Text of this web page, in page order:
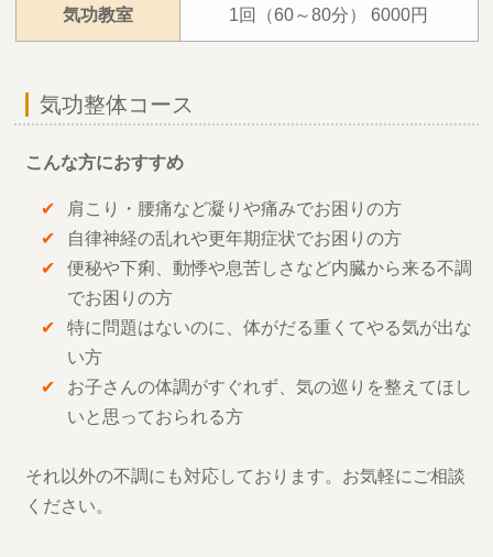
気功教室 1回（60～80分） 6000円
気功整体コース
こんな方におすすめ
肩こり・腰痛など凝りや痛みでお困りの方
自律神経の乱れや更年期症状でお困りの方
便秘や下痢、動悸や息苦しさなど内臓から来る不調
でお困りの方
特に問題はないのに、体がだる重くてやる気が出な
い方
お子さんの体調がすぐれず、気の巡りを整えてほし
いと思っておられる方
それ以外の不調にも対応しております。お気軽にご相談
ください。